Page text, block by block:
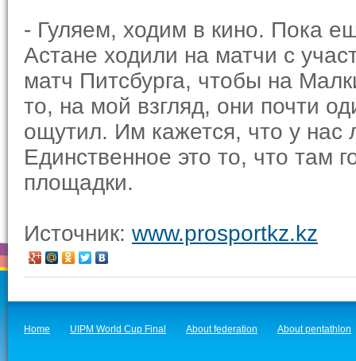
- Гуляем, ходим в кино. Пока
Астане ходили на матчи с
матч Питсбурга, чтобы на
то, на мой взгляд, они почти
ощутил. Им кажется, что у
Единственное это то, что там
площадки.
Источник: www.prosportkz.kz
Home UIPM World Cup Final About federation About pentathlon